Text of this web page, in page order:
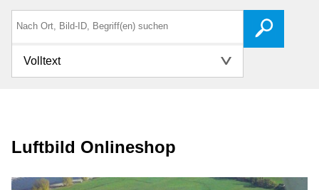
Volltext
Luftbild Onlineshop